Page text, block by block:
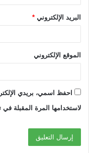
البريد الإلكتروني *
الموقع الإلكتروني
احفظ اسمي، بريدي
لاستخدامها المرة المقبلة في